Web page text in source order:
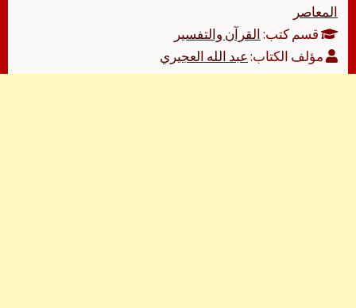
المعاصر
قسم كتب:القرآن والتفسير
مؤلف الكتاب:عبد الله العجيري